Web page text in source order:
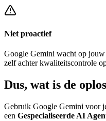
Niet proactief
Google Gemini wacht op
zelf achterkwaliteitscontrole
Dus, wat is de
Gebruik Google Gemini voor
een Gespecialiseerde AI